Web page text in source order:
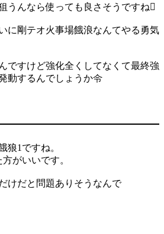
うんなら使っても良さそうですね
に剛テオ火事場餓浪なんてやる勇気
ですけど強化全くしてなくて最終強
動するんでしょうか令
狼1ですね。
がいいです。
けだと問題ありそうなんで